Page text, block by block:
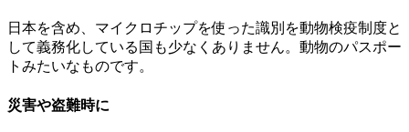
日本を含め、マイクロチップを使った識別を動物検疫制度と
して義務化している国も少なくありません。動物のパスポー
トみたいなものです。
災害や盗難時に